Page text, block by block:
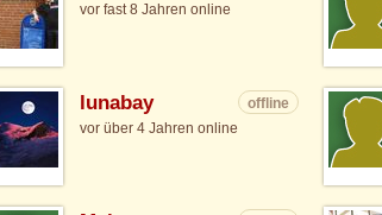
vor fast 8 Jahren online
lunabay
offline
vor über 4 Jahren online